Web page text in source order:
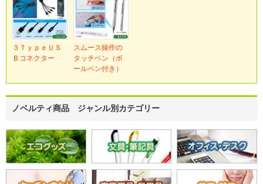
３ＴｙｐｅＵＳ
Ｂコネクター
スムース操作の
タッチペン（ボ
ールペン付き）
ノベルティ商品 ジャンル別カテゴリー